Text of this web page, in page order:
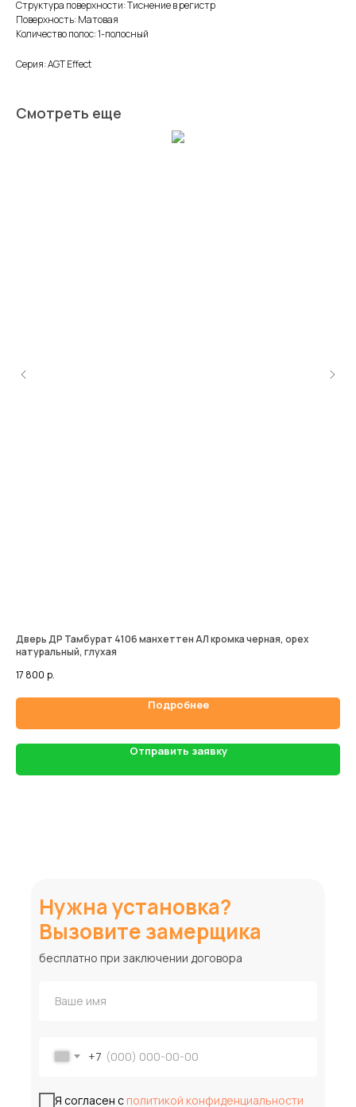
Структура поверхности: Тиснение в регистр
Поверхность: Матовая
Количество полос: 1-полосный
Серия: AGT Effect
Смотреть еще
Дверь ДР Тамбурат 4106 манхеттен АЛ кромка черная, орех
натуральный, глухая
17 800 р.
Подробнее
Отправить заявку
Нужна установка?
Вызовите замерщика
+7
Я согласен с политикой конфиденциальности
бесплатно при заключении договора